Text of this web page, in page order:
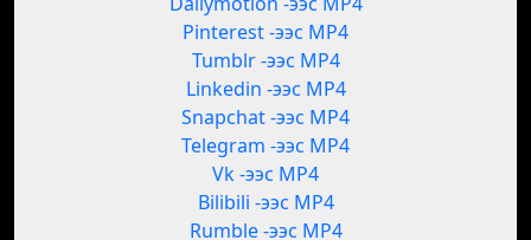
Pinterest -ээс MP4
Tumblr -ээс MP4
Linkedin -ээс MP4
Snapchat -ээс MP4
Telegram -ээс MP4
Vk -ээс MP4
Bilibili -ээс MP4
Rumble -ээс MP4